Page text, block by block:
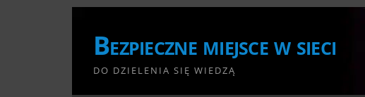
Bezpieczne miejsce w sieci
DO DZIELENIA SIĘ WIEDZĄ